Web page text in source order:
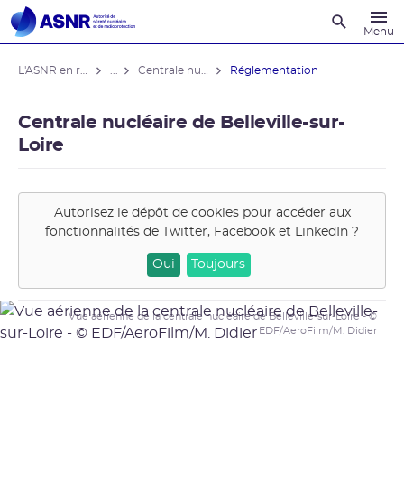
Menu
Réglementation
Centrale nucléaire de Belleville-sur-
Loire
Autorisez le dépôt de cookies pour accéder aux
fonctionnalités de Twitter, Facebook et LinkedIn ?
Oui Toujours
Vue aérienne de la centrale nucléaire de Belleville-sur-Loire - ©
EDF/AeroFilm/M. Didier